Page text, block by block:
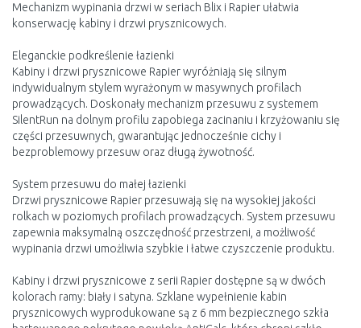
Mechanizm wypinania drzwi w seriach Blix i Rapier ułatwia
konserwację kabiny i drzwi prysznicowych.
Eleganckie podkreślenie łazienki
Kabiny i drzwi prysznicowe Rapier wyróżniają się silnym
indywidualnym stylem wyrażonym w masywnych profilach
prowadzących. Doskonały mechanizm przesuwu z systemem
SilentRun na dolnym profilu zapobiega zacinaniu i krzyżowaniu się
części przesuwnych, gwarantując jednocześnie cichy i
bezproblemowy przesuw oraz długą żywotność.
System przesuwu do małej łazienki
Drzwi prysznicowe Rapier przesuwają się na wysokiej jakości
rolkach w poziomych profilach prowadzących. System przesuwu
zapewnia maksymalną oszczędność przestrzeni, a możliwość
wypinania drzwi umożliwia szybkie i łatwe czyszczenie produktu.
Kabiny i drzwi prysznicowe z serii Rapier dostępne są w dwóch
kolorach ramy: biały i satyna. Szklane wypełnienie kabin
prysznicowych wyprodukowane są z 6 mm bezpiecznego szkła